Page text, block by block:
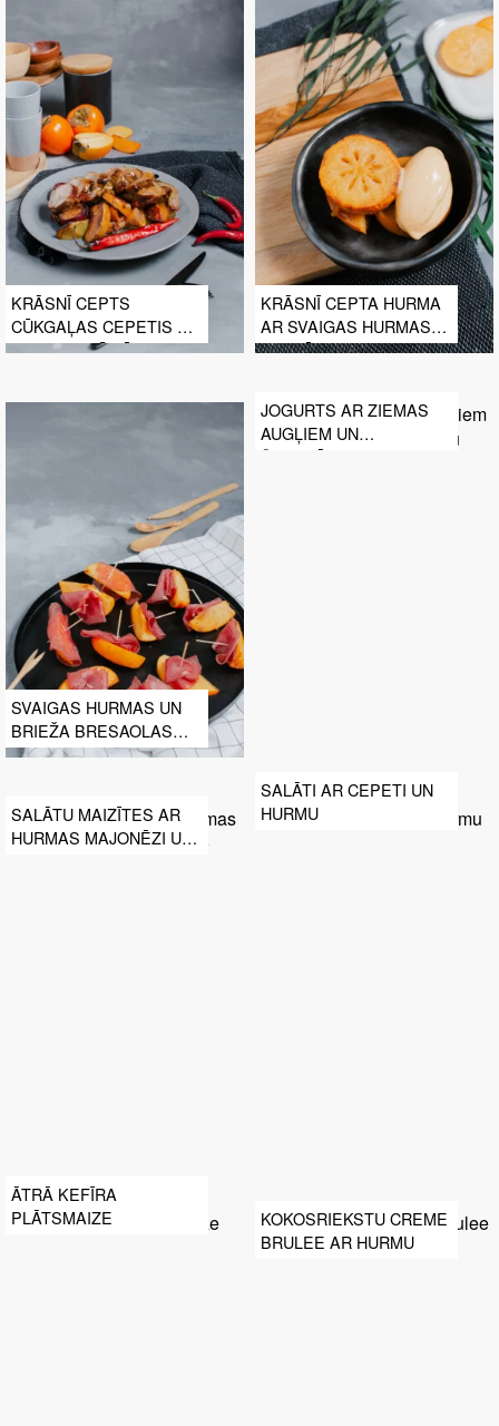
KRĀSNĪ CEPTS
CŪKGAĻAS CEPETIS AR
HURMU, PLŪMĒM UN
KRĀSNĪ CEPTA HURMA
AR SVAIGAS HURMAS
SALDĒJUMU
SVAIGAS HURMAS UN
BRIEŽA BRESAOLAS
UZKODA
JOGURTS AR ZIEMAS
AUGĻIEM UN
ŠOKOLĀDES GRANOLU
SALĀTU MAIZĪTES AR
HURMAS MAJONĒZI UN
SALĀTI AR CEPETI UN
HURMU
ĀTRĀ KEFĪRA
PLĀTSMAIZE
KOKOSRIEKSTU CREME
BRULEE AR HURMU